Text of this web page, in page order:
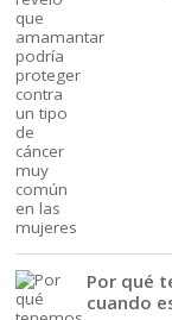
Por qué
cuando